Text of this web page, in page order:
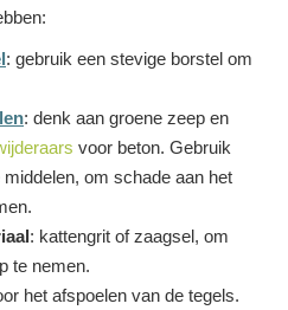
: gebruik een stevige borstel om
: denk aan groene zeep en
voor beton. Gebruik
om schade aan het
: kattengrit of zaagsel, om
te nemen.
het afspoelen van de tegels.